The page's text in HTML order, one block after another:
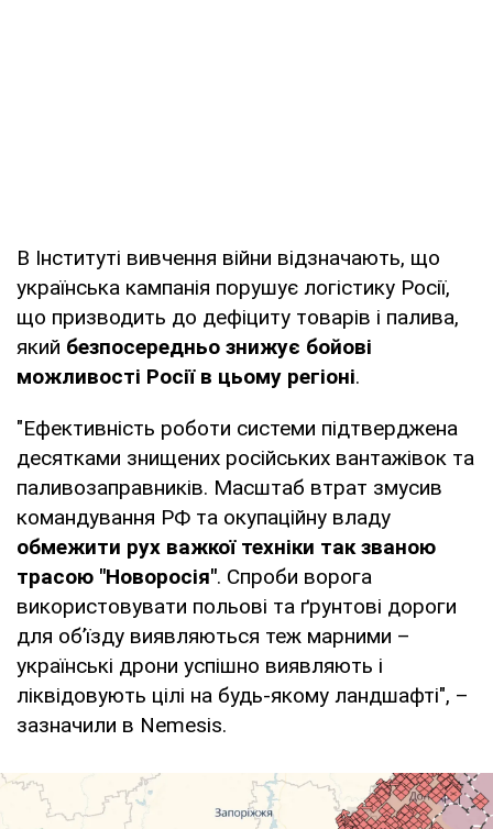
В Інституті вивчення війни відзначають, що
українська кампанія порушує логістику Росії,
що призводить до дефіциту товарів і палива,
який безпосередньо знижує бойові
можливості Росії в цьому регіоні.
"Ефективність роботи системи підтверджена
десятками знищених російських вантажівок та
паливозаправників. Масштаб втрат змусив
командування РФ та окупаційну владу
обмежити рух важкої техніки так званою
трасою "Новоросія". Спроби ворога
використовувати польові та ґрунтові дороги
для об’їзду виявляються теж марними –
українські дрони успішно виявляють і
ліквідовують цілі на будь-якому ландшафті", –
зазначили в Nemesis.